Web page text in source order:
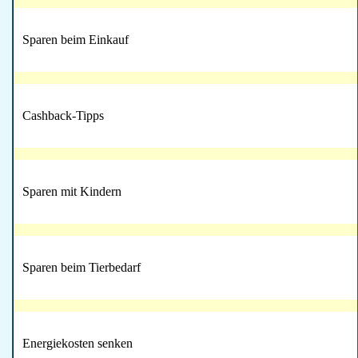
Sparen beim Einkauf
Cashback-Tipps
Sparen mit Kindern
Sparen beim Tierbedarf
Energiekosten senken